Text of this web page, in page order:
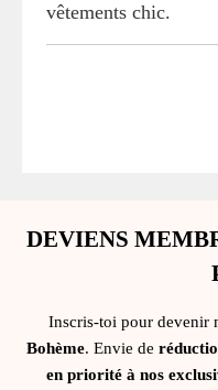
vêtements chic.
DEVIENS
Inscris-toi pour devenir
Bohème. Envie de
en priorité à nos